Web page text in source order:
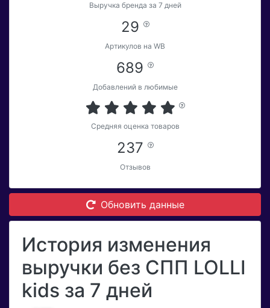
Выручка бренда за 7 дней
29
Артикулов на WB
689
Добавлений в любимые
Средняя оценка товаров
237
Отзывов
Обновить данные
История изменения
выручки без СПП LOLLI
kids за 7 дней